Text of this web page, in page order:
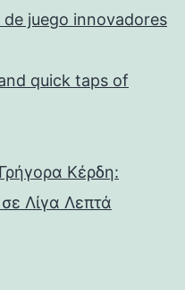
juego innovadores
quick taps of
Κέρδη:
Λίγα Λεπτά